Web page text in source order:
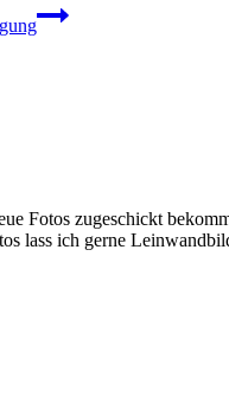
Fotos zugeschickt
lass ich gerne